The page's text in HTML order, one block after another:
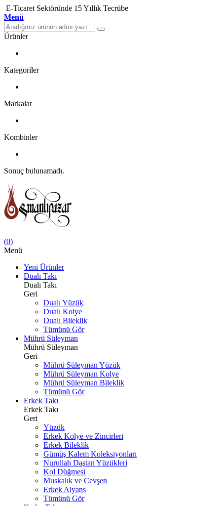
E-Ticaret Sektöründe 15 Yıllık Tecrübe
Menü
Ürünler
Kategoriler
Markalar
Kombinler
Sonuç bulunamadı.
(0)
Menü
Yeni Ürünler
Dualı Takı
Dualı Takı
Geri
Dualı Yüzük
Dualı Kolye
Dualı Bileklik
Tümünü Gör
Mührü Süleyman
Mührü Süleyman
Geri
Mührü Süleyman Yüzük
Mührü Süleyman Kolye
Mührü Süleyman Bileklik
Tümünü Gör
Erkek Takı
Erkek Takı
Geri
Yüzük
Erkek Kolye ve Zincirleri
Erkek Bileklik
Gümüş Kalem Koleksiyonları
Nurullah Daştan Yüzükleri
Kol Düğmesi
Muskalık ve Cevşen
Erkek Alyans
Tümünü Gör